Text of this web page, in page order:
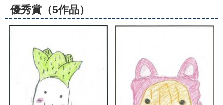
優秀賞（5作品）